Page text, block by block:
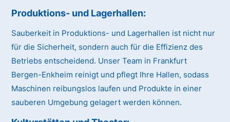
Produktions- und Lagerhallen:
Sauberkeit in Produktions- und Lagerhallen ist nicht nur
für die Sicherheit, sondern auch für die Effizienz des
Betriebs entscheidend. Unser Team in Frankfurt
Bergen-Enkheim reinigt und pflegt Ihre Hallen, sodass
Maschinen reibungslos laufen und Produkte in einer
sauberen Umgebung gelagert werden können.